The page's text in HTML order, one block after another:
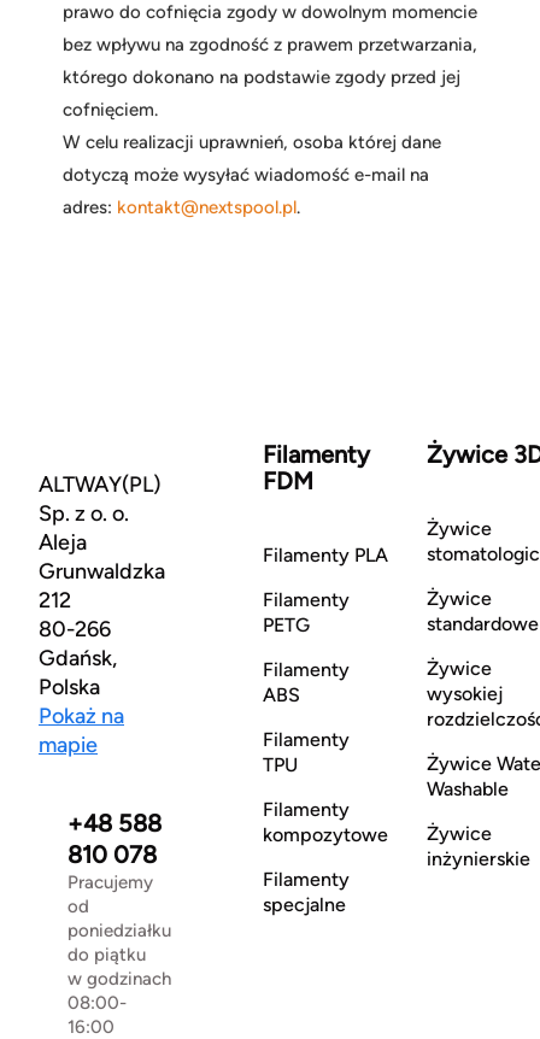
prawo do cofnięcia zgody w dowolnym momencie
bez wpływu na zgodność z prawem przetwarzania,
którego dokonano na podstawie zgody przed jej
cofnięciem.
W celu realizacji uprawnień, osoba której dane
dotyczą może wysyłać wiadomość e-mail na
adres: kontakt@nextspool.pl.
ALTWAY(PL)
Sp. z o. o.
Aleja
Grunwaldzka
212
80-266
Gdańsk,
Polska
Pokaż na
mapie
+48 588
810 078
Pracujemy
od
poniedziałku
do piątku
w godzinach
08:00-
16:00
Filamenty
FDM
Filamenty PLA
Filamenty
PETG
Filamenty
ABS
Filamenty
TPU
Filamenty
kompozytowe
Filamenty
specjalne
Żywice
Żywice
Żywice
standardowe
Żywice
wysokiej
Żywice
Washable
Żywice
inżynierskie